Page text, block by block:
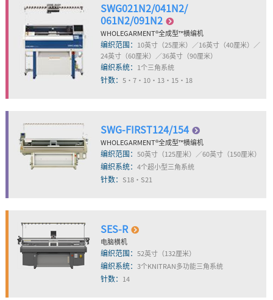
SWG021N2/041N2/
061N2/091N2
WHOLEGARMENT®全成型™横编机
编织范围： 10英寸（25厘米）／16英寸（40厘米）／
24英寸（60厘米）／36英寸（90厘米）
编织系统： 1个三角系统
针数： 5・7・10・13・15・18
SWG-FIRST124/154
WHOLEGARMENT®全成型™横编机
编织范围： 50英寸（125厘米）／60英寸（150厘米）
编织系统： 4个超小型三角系统
针数： S18・S21
SES-R
电脑横机
编织范围： 52英寸（132厘米）
编织系统： 3个KNITRAN多功能三角系统
针数： 14